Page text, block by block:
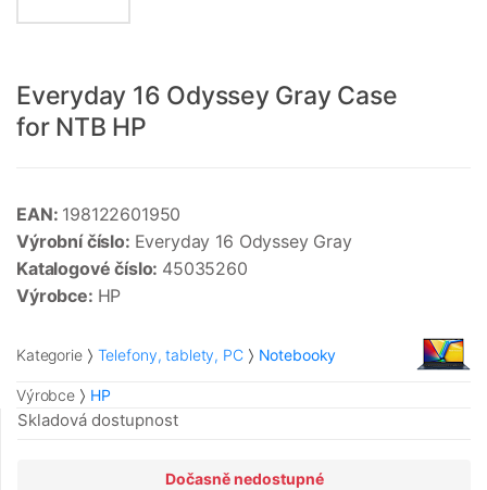
Everyday 16 Odyssey Gray Case
for NTB HP
EAN: 198122601950
Výrobní číslo: Everyday 16 Odyssey Gray
Katalogové číslo: 45035260
Výrobce: HP
Kategorie Telefony, tablety, PC Notebooky
Výrobce HP
Skladová dostupnost
Dočasně nedostupné